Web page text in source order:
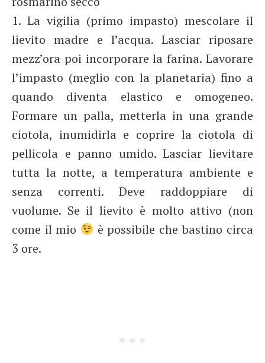
1. La vigilia (primo impasto) mescolare il
lievito madre e l’acqua. Lasciar riposare
mezz’ora poi incorporare la farina. Lavorare
l’impasto (meglio con la planetaria) fino a
quando diventa elastico e omogeneo.
Formare un palla, metterla in una grande
ciotola, inumidirla e coprire la ciotola di
pellicola e panno umido. Lasciar lievitare
tutta la notte, a temperatura ambiente e
senza correnti. Deve raddoppiare di
vuolume. Se il lievito è molto attivo (non
come il mio
è possibile che bastino circa
3 ore.